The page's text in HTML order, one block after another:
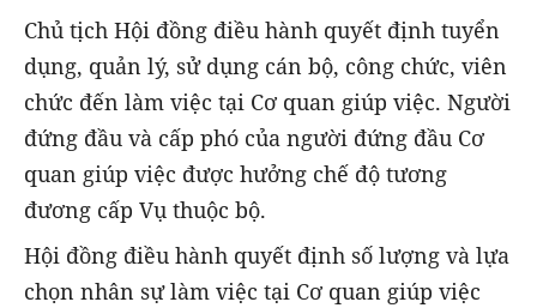
Chủ tịch Hội đồng điều hành quyết định tuyển
dụng, quản lý, sử dụng cán bộ, công chức, viên
chức đến làm việc tại Cơ quan giúp việc. Người
đứng đầu và cấp phó của người đứng đầu Cơ
quan giúp việc được hưởng chế độ tương
đương cấp Vụ thuộc bộ.
Hội đồng điều hành quyết định số lượng và lựa
chọn nhân sự làm việc tại Cơ quan giúp việc